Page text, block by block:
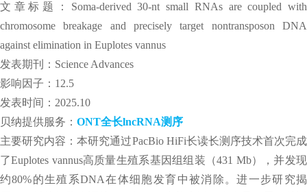
文章标题：Soma-derived 30-nt small RNAs are coupled with
chromosome breakage and precisely target nontransposon DNA
against elimination in Euplotes vannus
发表期刊：Science Advances
影响因子：12.5
发表时间：2025.10
贝纳提供服务： ONT全长lncRNA测序
主要研究内容：本研究通过PacBio HiFi长读长测序技术首次完成
了Euplotes vannus高质量生殖系基因组组装（431 Mb），并发现
约80%的生殖系DNA在体细胞发育中被消除。进一步研究揭